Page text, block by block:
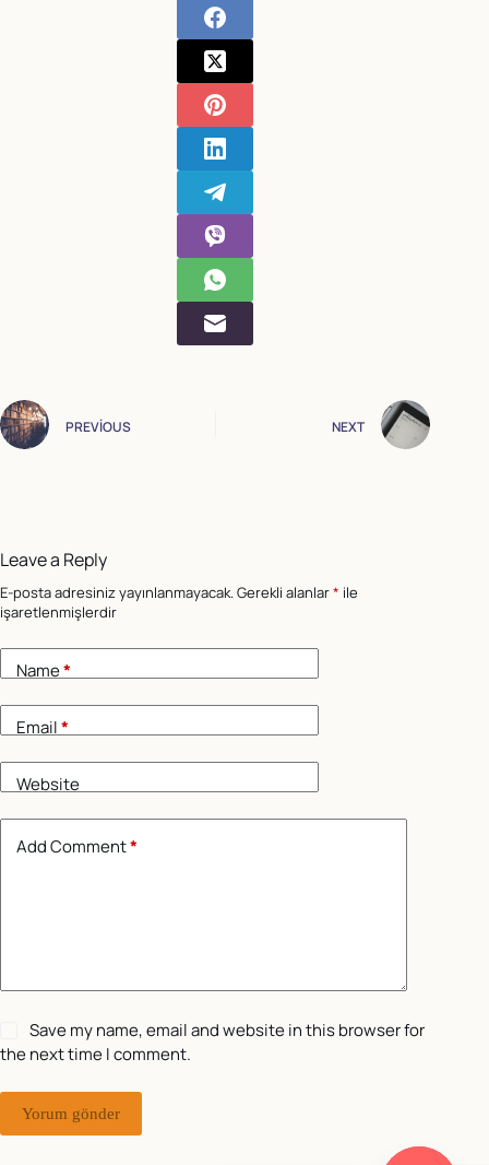
PREVIOUS NEXT
Leave a Reply
E-posta adresiniz yayınlanmayacak.Gerekli alanlar* ile
işaretlenmişlerdir
Name*
Email*
Website
Add Comment*
Save my name, email and website in this browser for
the next time I comment.
Yorum gönder